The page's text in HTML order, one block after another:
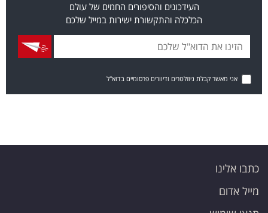
העידכונים והסיפורים החמים של עולם
הכלכלה והתקשורת ישירות במייל שלכם
אני מאשר קבלת ניוזלטרים ודיוורים פרסומיים בדוא"ל
כתבו אלינו
מייל אדום